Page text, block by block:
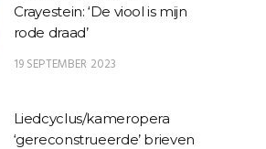
Crayestein: ‘De viool is mijn
rode draad’
19 SEPTEMBER 2023
Liedcyclus/kameropera
‘gereconstrueerde’ brieven